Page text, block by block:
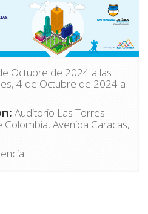
Octubre de 2024 a las
4 de Octubre de 2024 a
Auditorio Las Torres.
Avenida Caracas,